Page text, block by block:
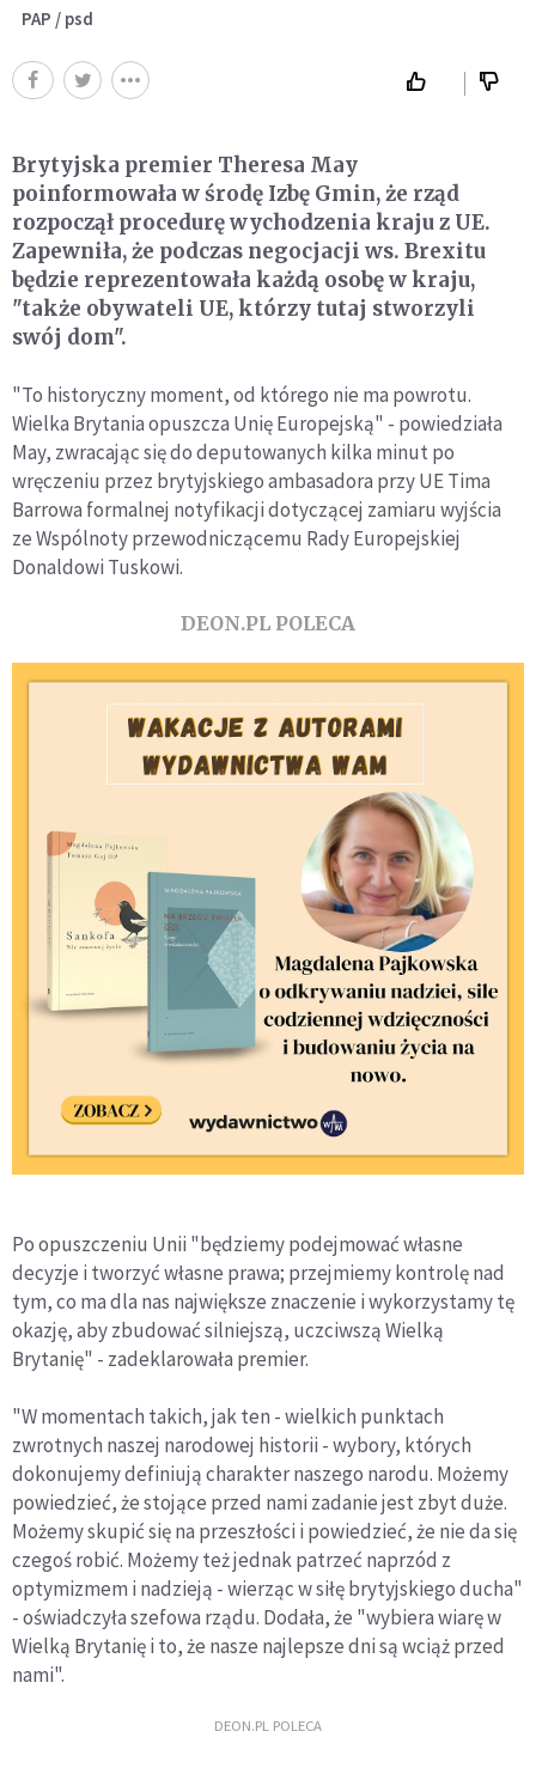
PAP / psd
Brytyjska premier Theresa May
poinformowała w środę Izbę Gmin, że rząd
rozpoczął procedurę wychodzenia kraju z UE.
Zapewniła, że podczas negocjacji ws. Brexitu
będzie reprezentowała każdą osobę w kraju,
"także obywateli UE, którzy tutaj stworzyli
swój dom".
"To historyczny moment, od którego nie ma powrotu.
Wielka Brytania opuszcza Unię Europejską" - powiedziała
May, zwracając się do deputowanych kilka minut po
wręczeniu przez brytyjskiego ambasadora przy UE Tima
Barrowa formalnej notyfikacji dotyczącej zamiaru wyjścia
ze Wspólnoty przewodniczącemu Rady Europejskiej
Donaldowi Tuskowi.
DEON.PL POLECA
Po opuszczeniu Unii "będziemy podejmować własne
decyzje i tworzyć własne prawa; przejmiemy kontrolę nad
tym, co ma dla nas największe znaczenie i wykorzystamy tę
okazję, aby zbudować silniejszą, uczciwszą Wielką
Brytanię" - zadeklarowała premier.
"W momentach takich, jak ten - wielkich punktach
zwrotnych naszej narodowej historii - wybory, których
dokonujemy definiują charakter naszego narodu. Możemy
powiedzieć, że stojące przed nami zadanie jest zbyt duże.
Możemy skupić się na przeszłości i powiedzieć, że nie da się
czegoś robić. Możemy też jednak patrzeć naprzód z
optymizmem i nadzieją - wierząc w siłę brytyjskiego ducha"
- oświadczyła szefowa rządu. Dodała, że "wybiera wiarę w
Wielką Brytanię i to, że nasze najlepsze dni są wciąż przed
nami".
DEON.PL POLECA